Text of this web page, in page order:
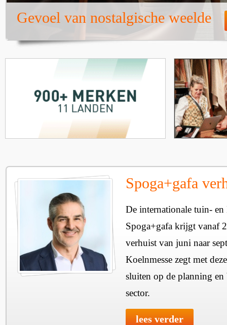
Gevoel van nostalgische weelde
Spoga+gafa
De internationale tuin-
Spoga+gafa krijgt vanaf
verhuist van juni naar
Koelnmesse zegt met
sluiten op de planning
sector.
lees verder